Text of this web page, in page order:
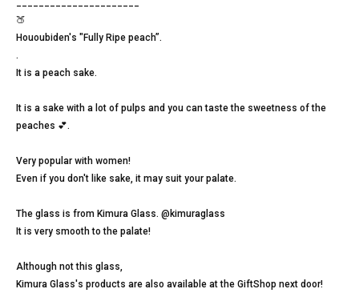
🍑
Hououbiden's "Fully Ripe peach”.
.
It is a peach sake.
It is a sake with a lot of pulps and you can taste the sweetness of the
peaches 💕.
Very popular with women!
Even if you don't like sake, it may suit your palate.
The glass is from Kimura Glass. @kimuraglass
It is very smooth to the palate!
Although not this glass,
Kimura Glass's products are also available at the GiftShop next door!